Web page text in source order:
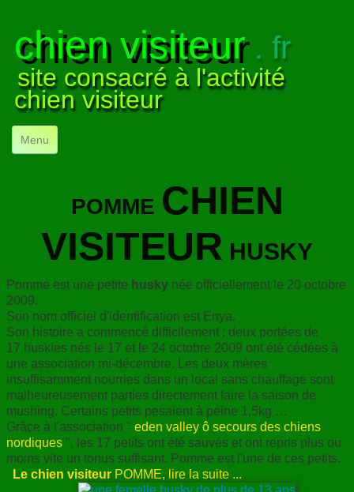
chien visiteur. fr
site consacré à l'activité
chien visiteur
Menu
NOS VISITES▼
NOTRE ACTIVITÉ▼
COMPRENDRE LE CHIEN
ANNUAIRE
CONTACT
POMME CHIEN
VISITEUR HUSKY
Pomme est une petite husky née officiellement le 20 octobre
2009.
Son nom officiel d'identification est Enya.
Son histoire a commencé difficilement : deux portées de
17 huskies nés le 17 et le 24 octobre 2009 ont été cédées à
une association mi-décembre. Les deux mères
insuffisamment nourries dans un local sans chauffage sont
malheureusement parties directement faire la saison de
mushing. Certains petits pesaient à peine 1,5kg …
Grâce à l'association " eden valley ô secours des chiens
nordiques ", les 17 petits ont été sauvés et ont repris plus ou
moins vite un tonus suffisant. Pomme est l'une de ces petits.
Le chien visiteur POMME, lire la suite ...